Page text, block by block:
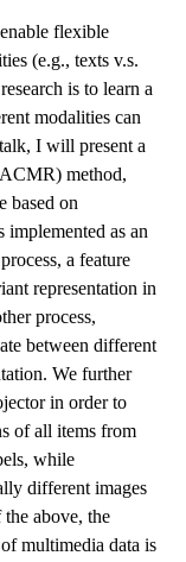
flexible
(e.g., texts v.s.
is to learn a
modalities can
I will present a
method,
based on
as an
a feature
representation in
process,
between different
We further
in order to
of all items from
while
different images
above, the
multimedia data is